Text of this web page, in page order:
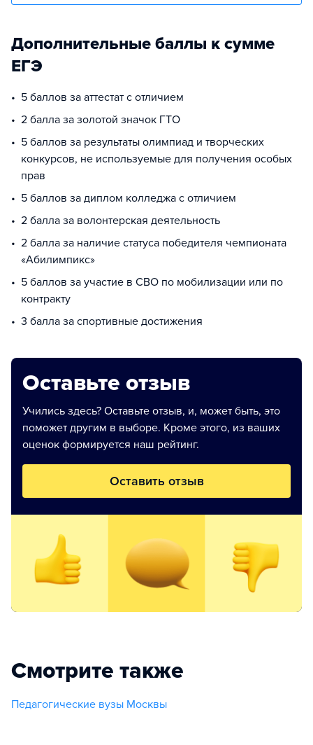
Дополнительные баллы к сумме
ЕГЭ
5 баллов за аттестат с отличием
2 балла за золотой значок ГТО
5 баллов за результаты олимпиад и творческих
конкурсов, не используемые для получения особых
прав
5 баллов за диплом колледжа с отличием
2 балла за волонтерская деятельность
2 балла за наличие статуса победителя чемпионата
«Абилимпикс»
5 баллов за участие в СВО по мобилизации или по
контракту
3 балла за спортивные достижения
Оставьте отзыв
Учились здесь? Оставьте отзыв, и, может быть, это
поможет другим в выборе. Кроме этого, из ваших
оценок формируется наш рейтинг.
Оставить отзыв
Смотрите также
Педагогические вузы Москвы